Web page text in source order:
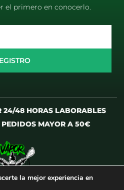
el primero en conocerlo.
24/48 HORAS LABORABLES
PEDIDOS MAYOR A 50€
la mejor experiencia en